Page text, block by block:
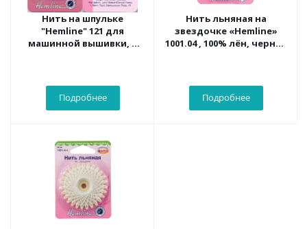
Нить на шпульке
"Hemline" 121 для
машинной вышивки, в
Подробнее
Нить льняная на
звездочке «Hemline»
1001.04 , 100% лён, черная
Подробнее